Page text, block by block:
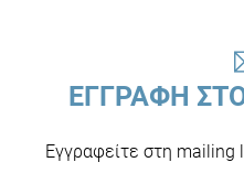
ΕΓΓΡΑΦΗ ΣΤΟ
Εγγραφείτε στη mailing